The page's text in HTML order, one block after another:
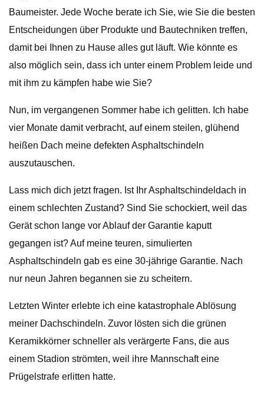
Baumeister. Jede Woche berate ich Sie, wie Sie die besten
Entscheidungen über Produkte und Bautechniken treffen,
damit bei Ihnen zu Hause alles gut läuft. Wie könnte es
also möglich sein, dass ich unter einem Problem leide und
mit ihm zu kämpfen habe wie Sie?
Nun, im vergangenen Sommer habe ich gelitten. Ich habe
vier Monate damit verbracht, auf einem steilen, glühend
heißen Dach meine defekten Asphaltschindeln
auszutauschen.
Lass mich dich jetzt fragen. Ist Ihr Asphaltschindeldach in
einem schlechten Zustand? Sind Sie schockiert, weil das
Gerät schon lange vor Ablauf der Garantie kaputt
gegangen ist? Auf meine teuren, simulierten
Asphaltschindeln gab es eine 30-jährige Garantie. Nach
nur neun Jahren begannen sie zu scheitern.
Letzten Winter erlebte ich eine katastrophale Ablösung
meiner Dachschindeln. Zuvor lösten sich die grünen
Keramikkörner schneller als verärgerte Fans, die aus
einem Stadion strömten, weil ihre Mannschaft eine
Prügelstrafe erlitten hatte.